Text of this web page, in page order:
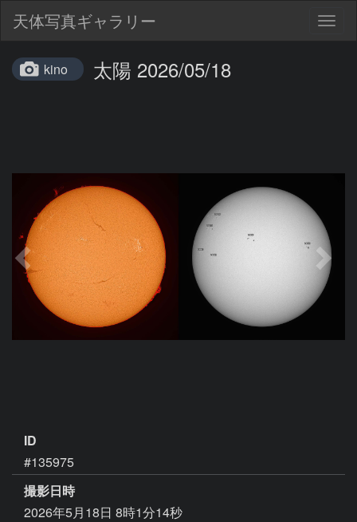
天体写真ギャラリー
kino 太陽 2026/05/18
ID
#135975
撮影日時
2026年5月18日 8時1分14秒